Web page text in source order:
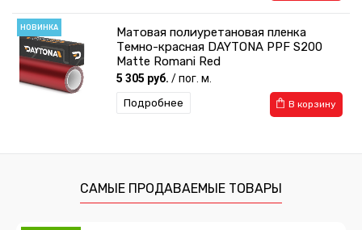
НОВИНКА
Матовая полиуретановая пленка
Темно-красная DAYTONA PPF S200
Matte Romani Red
5 305 руб. / пог. м.
В корзину
Подробнее
САМЫЕ ПРОДАВАЕМЫЕ ТОВАРЫ